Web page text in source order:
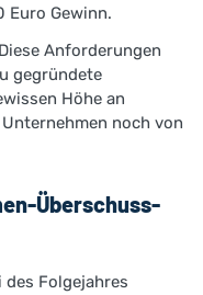
Gewinn.
Anforderungen
gegründete
Höhe an
noch von
Überschuss-
des Folgejahres